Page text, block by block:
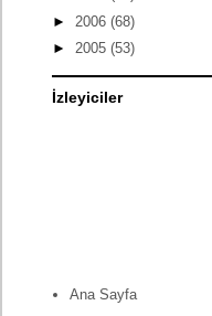
► 2006 (68)
► 2005 (53)
İzleyiciler
Ana Sayfa